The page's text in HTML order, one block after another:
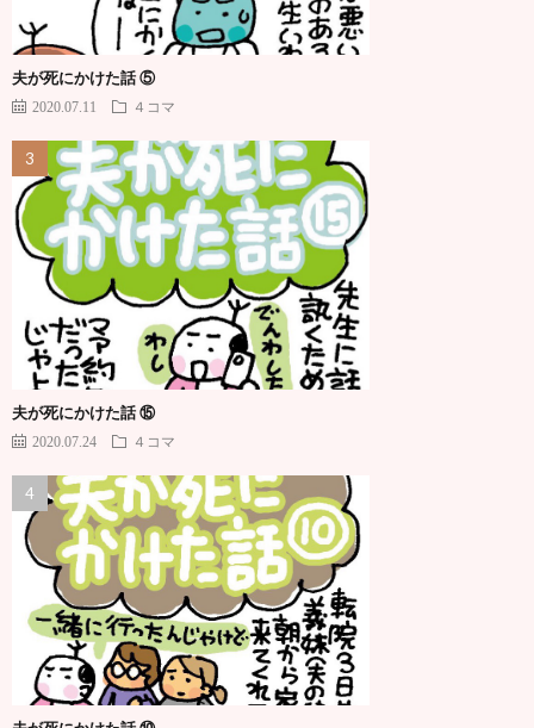
夫が死にかけた話 ⑤
2020.07.11 ４コマ
夫が死にかけた話 ⑮
2020.07.24 ４コマ